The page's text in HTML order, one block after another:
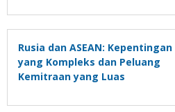
Rusia dan ASEAN: Kepentingan
yang Kompleks dan Peluang
Kemitraan yang Luas